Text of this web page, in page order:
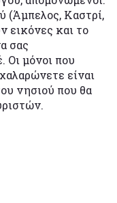
(Άμπελος, Καστρί,
εικόνες και το
σας
Οι μόνοι που
είναι
νησιού που θα